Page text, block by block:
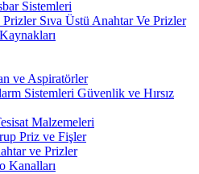
Sistemleri
Sıva Üstü Anahtar Ve Prizler
ve Aspiratörler
Güvenlik ve Hırsız
Malzemeleri
Priz ve Fişler
ve Prizler
Kanalları